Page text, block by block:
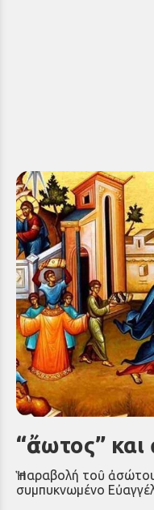
“ἄσωτος”
Ἡ παραβολή τοῦ
συμπυκνωμένο